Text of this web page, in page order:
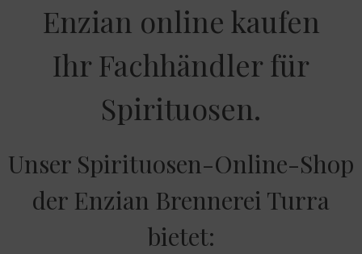
Enzian online kaufen
Ihr Fachhändler für
Spirituosen.
Unser Spirituosen-Online-Shop
der Enzian Brennerei Turra
bietet: